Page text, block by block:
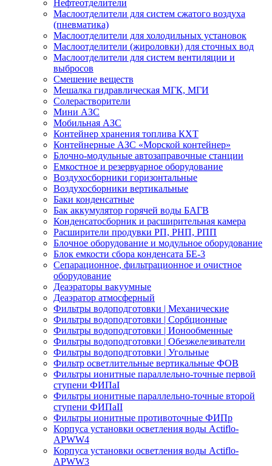
Нефтеотделители
Маслоотделители для систем сжатого воздуха
(пневматика)
Маслоотделители для холодильных установок
Маслоотделители (жироловки) для сточных вод
Маслоотделители для систем вентиляции и
выбросов
Смешение веществ
Мешалка гидравлическая МГК, МГИ
Солерастворители
Мини АЗС
Мобильная АЗС
Контейнер хранения топлива КХТ
Контейнерные АЗС «Морской контейнер»
Блочно-модульные автозаправочные станции
Емкостное и резервуарное оборудование
Воздухосборники горизонтальные
Воздухосборники вертикальные
Баки конденсатные
Бак аккумулятор горячей воды БАГВ
Конденсатосборник и расширительная камера
Расширители продувки РП, РНП, РПП
Блочное оборудование и модульное оборудование
Блок емкости сбора конденсата БЕ-3
Сепарационное, фильтрационное и очистное
оборудование
Деаэраторы вакуумные
Деаэратор атмосферный
Фильтры водоподготовки | Механические
Фильтры водоподготовки | Сорбционные
Фильтры водоподготовки | Ионообменные
Фильтры водоподготовки | Обезжелезиватели
Фильтры водоподготовки | Угольные
Фильтр осветлительные вертикальные ФОВ
Фильтры ионитные параллельно-точные первой
ступени ФИПаI
Фильтры ионитные параллельно-точные второй
ступени ФИПаII
Фильтры ионитные противоточные ФИПр
Корпуса установки осветления воды Actiflo-
APWW4
Корпуса установки осветления воды Actiflo-
APWW3